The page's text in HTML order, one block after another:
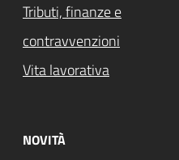
Tributi, finanze e
contravvenzioni
Vita lavorativa
NOVITÀ